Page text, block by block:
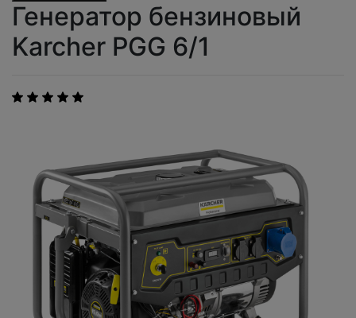
Генератор бензиновый
Karcher PGG 6/1